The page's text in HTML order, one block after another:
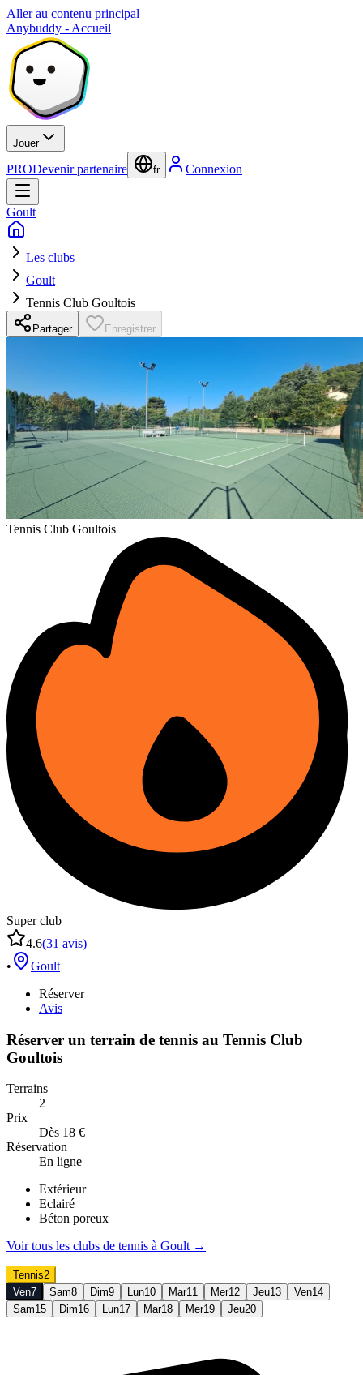
Aller au contenu principal
Anybuddy - Accueil
Jouer
PRODevenir partenaire fr Connexion
Goult
Les clubs
Goult
Tennis Club Goultois
Partager Enregistrer
Tennis Club Goultois
Super club
4.6(31 avis)
•
Goult
Réserver
Avis
Réserver un terrain de tennis au Tennis Club
Goultois
Terrains
2
Prix
Dès 18 €
Réservation
En ligne
Extérieur
Eclairé
Béton poreux
Voir tous les clubs de tennis à Goult →
Tennis2
Ven7 Sam8 Dim9 Lun10 Mar11 Mer12 Jeu13 Ven14
Sam15 Dim16 Lun17 Mar18 Mer19 Jeu20